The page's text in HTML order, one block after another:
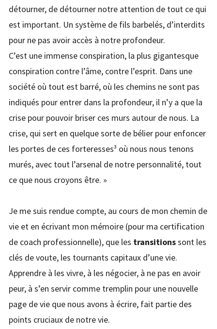
détourner, de détourner notre attention de tout ce qui
est important. Un système de fils barbelés, d’interdits
pour ne pas avoir accès à notre profondeur.
C’est une immense conspiration, la plus gigantesque
conspiration contre l’âme, contre l’esprit. Dans une
société où tout est barré, où les chemins ne sont pas
indiqués pour entrer dans la profondeur, il n’y a que la
crise pour pouvoir briser ces murs autour de nous. La
crise, qui sert en quelque sorte de bélier pour enfoncer
les portes de ces forteresses³ où nous nous tenons
murés, avec tout l’arsenal de notre personnalité, tout
ce que nous croyons être. »
Je me suis rendue compte, au cours de mon chemin de
vie et en écrivant mon mémoire (pour ma certification
de coach professionnelle), que les transitionssont les
clés de voute, les tournants capitaux d’une vie.
Apprendre à les vivre, à les négocier, à ne pas en avoir
peur, à s’en servir comme tremplin pour une nouvelle
page de vie que nous avons à écrire, fait partie des
points cruciaux de notre vie.